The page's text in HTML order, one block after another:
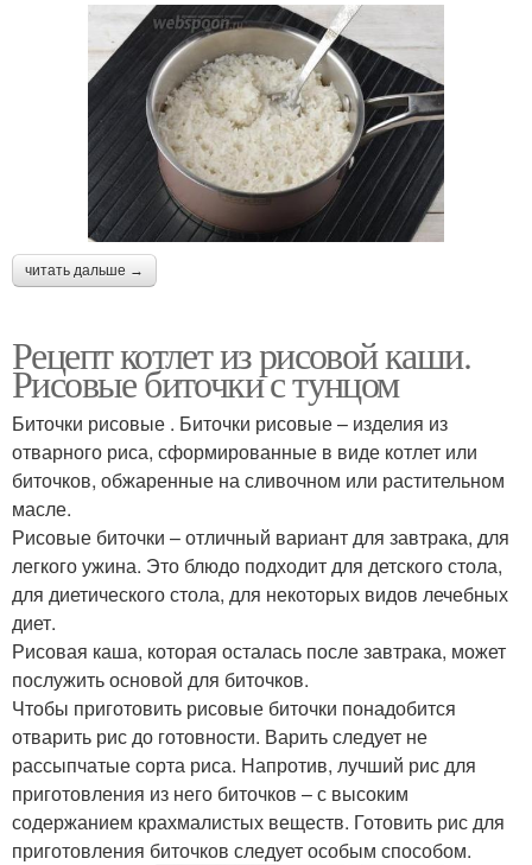
читать дальше →
Рецепт котлет из рисовой каши.
Рисовые биточки с тунцом
Биточки рисовые . Биточки рисовые – изделия из
отварного риса, сформированные в виде котлет или
биточков, обжаренные на сливочном или растительном
масле.
Рисовые биточки – отличный вариант для завтрака, для
легкого ужина. Это блюдо подходит для детского стола,
для диетического стола, для некоторых видов лечебных
диет.
Рисовая каша, которая осталась после завтрака, может
послужить основой для биточков.
Чтобы приготовить рисовые биточки понадобится
отварить рис до готовности. Варить следует не
рассыпчатые сорта риса. Напротив, лучший рис для
приготовления из него биточков – с высоким
содержанием крахмалистых веществ. Готовить рис для
приготовления биточков следует особым способом.